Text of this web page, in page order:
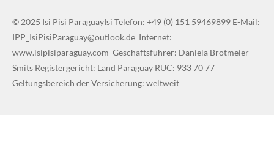
© 2025 Isi Pisi ParaguayIsi Telefon: +49 (0) 151 59469899 E-Mail:
IPP_IsiPisiParaguay@outlook.de Internet:
www.isipisiparaguay.com Geschäftsführer: Daniela Brotmeier-
Smits Registergericht: Land Paraguay RUC: 933 70 77
Geltungsbereich der Versicherung: weltweit